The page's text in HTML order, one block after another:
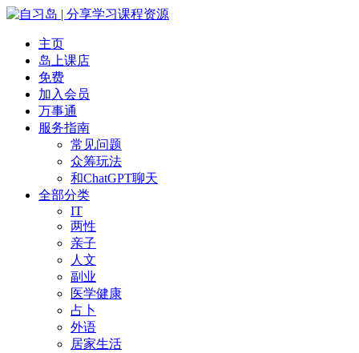
主页
岛上课店
免费
加入会员
万事通
服务指南
常见问题
众筹玩法
和ChatGPT聊天
全部分类
IT
两性
亲子
人文
副业
医学健康
占卜
外语
居家生活